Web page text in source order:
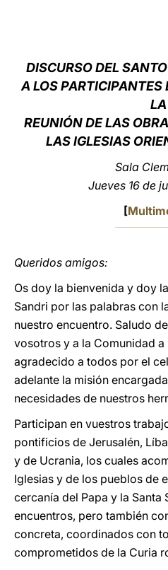
DISCURSO DEL
A LOS
LA
REUNIÓN DE LAS
LAS IGLESIAS
Sala
Jueves 16 de
[
Queridos amigos:
Os doy la bienvenida y doy
Sandri por las palabras con
nuestro encuentro. Saludo
vosotros y a la Comunidad
agradecido a todos por el
adelante la misión
necesidades de nuestros
Participan en vuestros
pontificios de Jerusalén,
y de Ucrania, los cuales
Iglesias y de los pueblos de
cercanía del Papa y la Santa
encuentros, pero también
concreta, coordinados con
comprometidos de la Curia